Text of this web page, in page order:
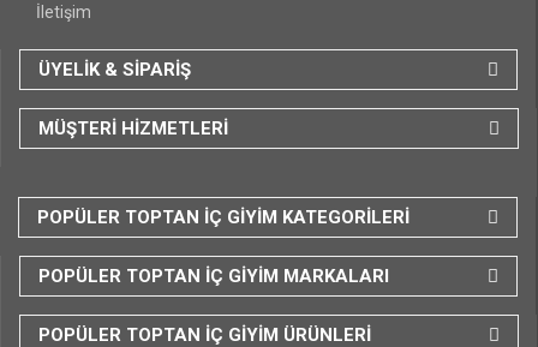
İletişim
ÜYELİK & SİPARİŞ
MÜŞTERİ HİZMETLERİ
POPÜLER TOPTAN İÇ GİYİM KATEGORİLERİ
POPÜLER TOPTAN İÇ GİYİM MARKALARI
POPÜLER TOPTAN İÇ GİYİM ÜRÜNLERİ